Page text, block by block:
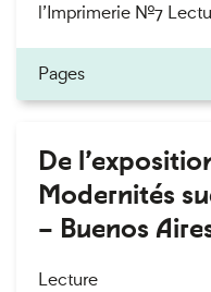
l’Imprimerie n°7
Pages
De
Modernités
– Buenos
Lecture